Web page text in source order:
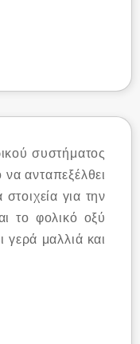
συστήματος
ανταπεξέλθει
για την
το φολικό οξύ
γερά μαλλιά και